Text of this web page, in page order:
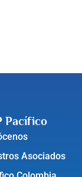
Pacífico
Asociados